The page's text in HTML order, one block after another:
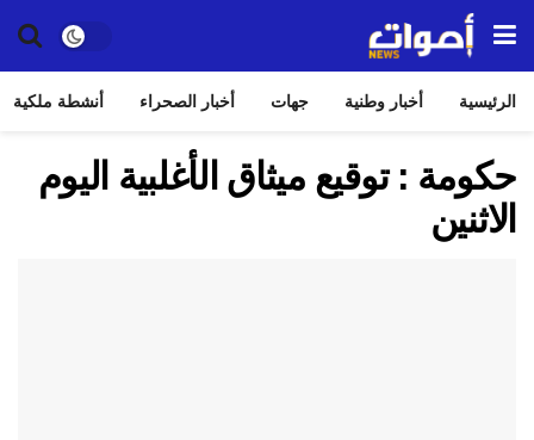
الرئيسية أخبار وطنية جهات أخبار الصحراء أنشطة ملكية
حكومة : توقيع ميثاق الأغلبية اليوم
الاثنين